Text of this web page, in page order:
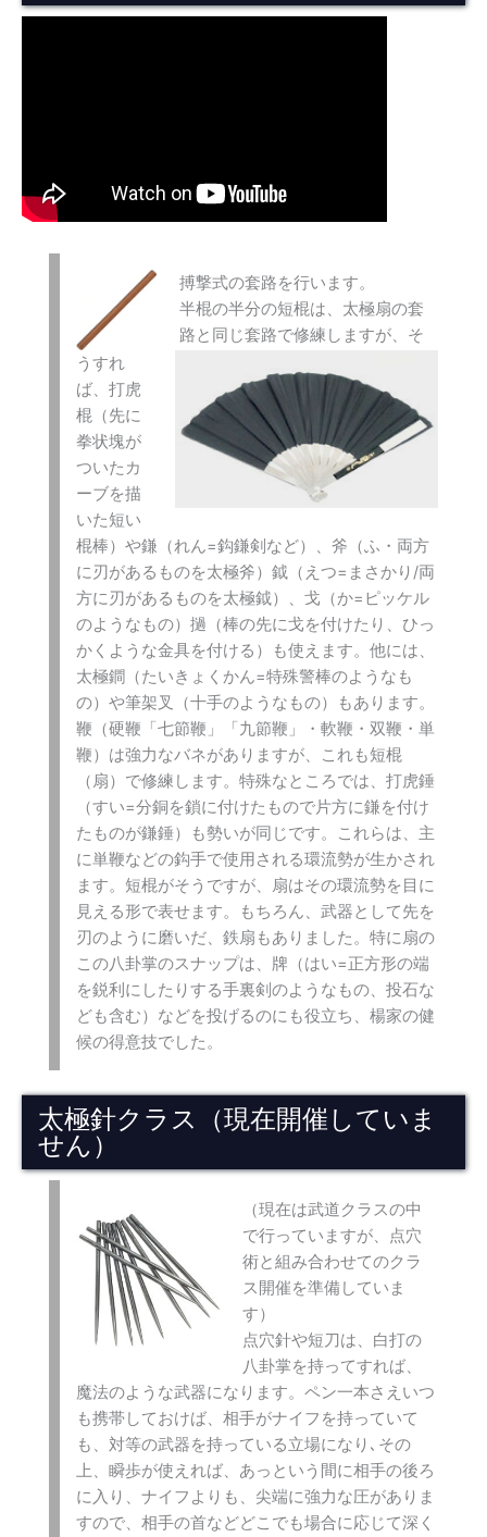
搏撃式の套路を行います。
半棍の半分の短棍は、太極扇の套
路と同じ套路で修練しますが、そ
うすれ
ば、打虎
棍（先に
拳状塊が
ついたカ
ーブを描
いた短い
棍棒）や鎌（れん=鈎鎌剣など）、斧（ふ・両方
に刃があるものを太極斧）鉞（えつ=まさかり/両
方に刃があるものを太極鉞）、戈（か=ピッケル
のようなもの）撾（棒の先に戈を付けたり、ひっ
かくような金具を付ける）も使えます。他には、
太極鐧（たいきょくかん=特殊警棒のようなも
の）や筆架叉（十手のようなもの）もあります。
鞭（硬鞭「七節鞭」「九節鞭」・軟鞭・双鞭・単
鞭）は強力なバネがありますが、これも短棍
（扇）で修練します。特殊なところでは、打虎錘
（すい=分銅を鎖に付けたもので片方に鎌を付け
たものが鎌錘）も勢いが同じです。これらは、主
に単鞭などの鈎手で使用される環流勢が生かされ
ます。短棍がそうですが、扇はその環流勢を目に
見える形で表せます。もちろん、武器として先を
刃のように磨いだ、鉄扇もありました。特に扇の
この八卦掌のスナップは、牌（はい=正方形の端
を鋭利にしたりする手裏剣のようなもの、投石な
ども含む）などを投げるのにも役立ち、楊家の健
候の得意技でした。
太極針クラス（現在開催していま
せん）
（現在は武道クラスの中
で行っていますが、点穴
術と組み合わせてのクラ
ス開催を準備していま
す）
点穴針や短刀は、白打の
八卦掌を持ってすれば、
魔法のような武器になります。ペン一本さえいつ
も携帯しておけば、相手がナイフを持っていて
も、対等の武器を持っている立場になり､その
上、瞬歩が使えれば、あっという間に相手の後ろ
に入り、ナイフよりも、尖端に強力な圧がありま
すので、相手の首などどこでも場合に応じて深く